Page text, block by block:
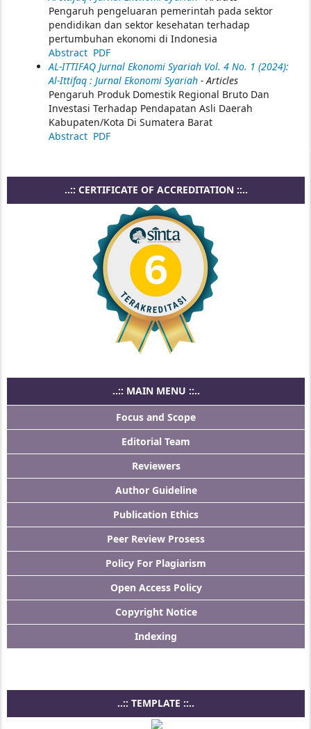
Pengaruh pengeluaran pemerintah pada sektor
pendidikan dan sektor kesehatan terhadap
pertumbuhan ekonomi di Indonesia
Abstract PDF
AL-ITTIFAQ Jurnal Ekonomi Syariah Vol. 4 No. 1 (2024):
Al-Ittifaq : Jurnal Ekonomi Syariah - Articles
Pengaruh Produk Domestik Regional Bruto Dan
Investasi Terhadap Pendapatan Asli Daerah
Kabupaten/Kota Di Sumatera Barat
Abstract PDF
..:: CERTIFICATE OF ACCREDITATION ::..
..:: MAIN MENU ::..
Focus and Scope
Editorial Team
Reviewers
Author Guideline
Publication Ethics
Peer Review Prosess
Policy For Plagiarism
Open Access Policy
Copyright Notice
Indexing
..:: TEMPLATE ::..